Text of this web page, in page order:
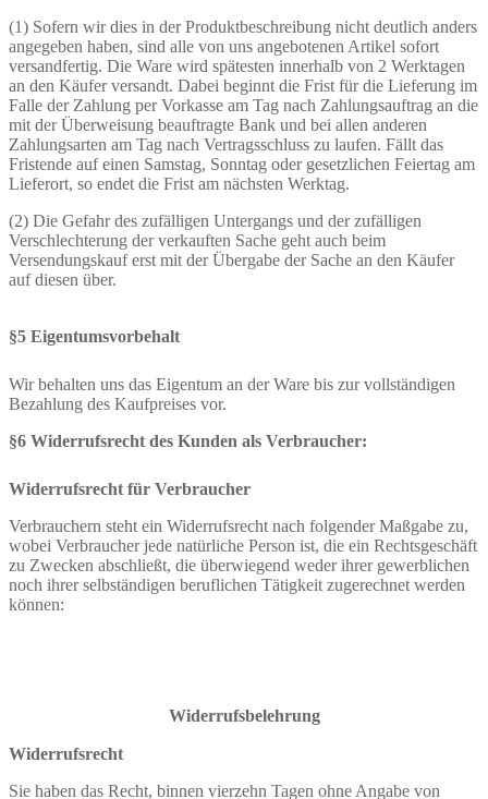
(1) Sofern wir dies in der Produktbeschreibung nicht deutlich anders
angegeben haben, sind alle von uns angebotenen Artikel sofort
versandfertig. Die Ware wird spätesten innerhalb von 2 Werktagen
an den Käufer versandt. Dabei beginnt die Frist für die Lieferung im
Falle der Zahlung per Vorkasse am Tag nach Zahlungsauftrag an die
mit der Überweisung beauftragte Bank und bei allen anderen
Zahlungsarten am Tag nach Vertragsschluss zu laufen. Fällt das
Fristende auf einen Samstag, Sonntag oder gesetzlichen Feiertag am
Lieferort, so endet die Frist am nächsten Werktag.
(2) Die Gefahr des zufälligen Untergangs und der zufälligen
Verschlechterung der verkauften Sache geht auch beim
Versendungskauf erst mit der Übergabe der Sache an den Käufer
auf diesen über.
§5 Eigentumsvorbehalt
Wir behalten uns das Eigentum an der Ware bis zur vollständigen
Bezahlung des Kaufpreises vor.
§6 Widerrufsrecht des Kunden als Verbraucher:
Widerrufsrecht für Verbraucher
Verbrauchern steht ein Widerrufsrecht nach folgender Maßgabe zu,
wobei Verbraucher jede natürliche Person ist, die ein Rechtsgeschäft
zu Zwecken abschließt, die überwiegend weder ihrer gewerblichen
noch ihrer selbständigen beruflichen Tätigkeit zugerechnet werden
können:
Widerrufsbelehrung
Widerrufsrecht
Sie haben das Recht, binnen vierzehn Tagen ohne Angabe von